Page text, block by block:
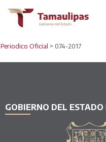
Periodico Oficial > 074-2017
GOBIERNO DEL